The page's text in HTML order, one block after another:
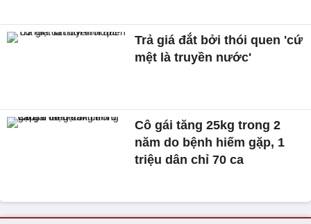
Trả giá đắt bởi thói quen 'cứ
mệt là truyền nước'
Cô gái tăng 25kg trong 2
năm do bệnh hiếm gặp, 1
triệu dân chỉ 70 ca